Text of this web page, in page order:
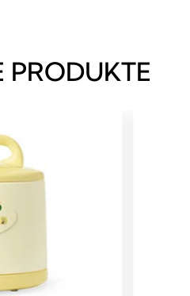
PRODUKTE